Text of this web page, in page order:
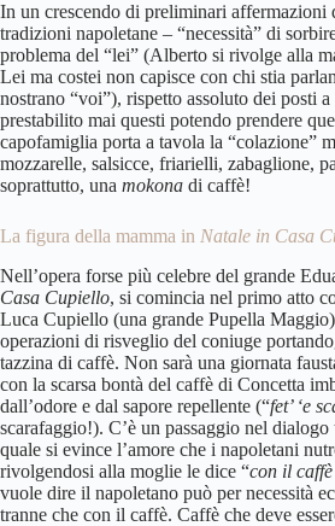
In un crescendo di preliminari affermazioni
tradizioni napoletane – “necessità” di
problema del “lei” (Alberto si rivolge alla
Lei ma costei non capisce con chi stia
nostrano “voi”), rispetto assoluto dei posti
prestabilito mai questi potendo prendere
capofamiglia porta a tavola la “colazione”
mozzarelle, salsicce, friarielli, zabaglione,
soprattutto, una mokona di caffè!
La figura della mamma in Natale in Casa
Nell’opera forse più celebre del grande
Casa Cupiello, si comincia nel primo atto
Luca Cupiello (una grande Pupella
operazioni di risveglio del coniuge
tazzina di caffè. Non sarà una giornata
con la scarsa bontà del caffè di Concetta
dall’odore e dal sapore repellente (“fet’ ‘e
scarafaggio!). C’è un passaggio nel
quale si evince l’amore che i napoletani
rivolgendosi alla moglie le dice “con il
vuole dire il napoletano può per necessità
tranne che con il caffè. Caffè che deve